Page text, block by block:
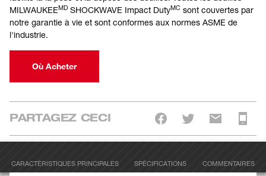
MILWAUKEEMD SHOCKWAVE Impact DutyMC sont couvertes par
notre garantie à vie et sont conformes aux normes ASME de
l'industrie.
Où Acheter
PARTAGEZ CECI
CARACTÉRISTIQUES PRINCIPALES SPÉCIFICATIONS COMMENTAIRES